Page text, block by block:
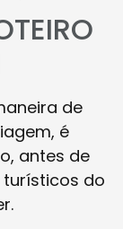
de
é
antes de
do